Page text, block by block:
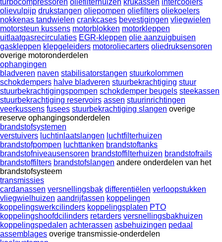
olievulpijp drukstangen oliepompen oliefilters oliekoelers
nokkenas tandwielen crankcases bevestigingen vliegwielen
motorsteun kussens motorblokken motorkleppen
uitlaatgasrecirculaties EGR-kleppen olie aanzuigbuisen
gaskleppen klepgeleiders motoroliecarters oliedruksensoren
overige motoronderdelen
ophangingen
bladveren naven stabilisatorstangen stuurkolommen
schokdempers halve bladveren stuurbekrachtiging stuur
stuurbekrachtigingspompen schokdemper beugels steekassen
stuurbekrachtiging reservoirs assen stuurinrichtingen
veerkussens fusees stuurbekrachtiging slangen overige
reserve ophangingsonderdelen
brandstofsystemen
verstuivers luchtinlaatslangen luchtfilterhuizen
brandstofpompen luchttanken brandstoftanks
brandstofniveausensoren brandstoffilterhuizen brandstofrails
brandstoffilters brandstofslangen andere onderdelen van het
brandstofsysteem
transmissies
cardanassen versnellingsbak differentiëlen verloopstukken
vliegwielhuizen aandrijfassen koppelingen
koppelingswerkcilinders koppelingsplaten PTO
koppelingshoofdcilinders retarders versnellingsbakhuizen
koppelingspedalen achterassen asbehuizingen pedaal
assemblages overige transmissie-onderdelen